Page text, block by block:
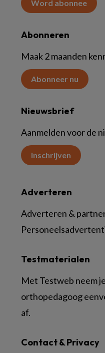
Word abonnee
Abonneren
Maak 2 maanden
Abonneer nu
Nieuwsbrief
Aanmelden voor de
Inschrijven
Contact & Privacy
Testmaterialen
Met Testweb neem
orthopedagoog
af.
Adverteren
Adverteren &